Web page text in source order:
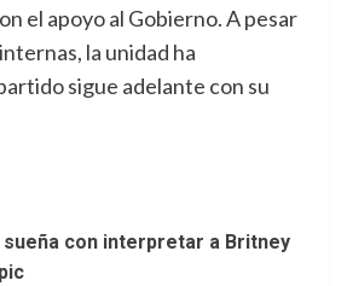
el apoyo al Gobierno. A pesar
la unidad ha
sigue adelante con su
con interpretar a Britney